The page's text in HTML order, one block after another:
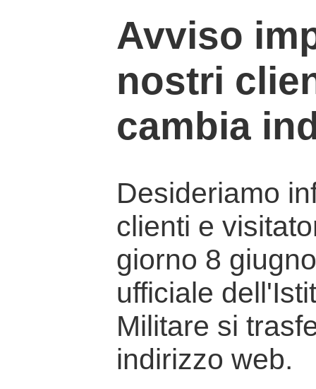
Avviso
nostri
cambia
Desideriamo
clienti e
giorno 8
ufficiale
Militare si
indirizzo web.